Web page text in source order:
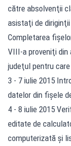
către absolvenţii
asistaţi de
Completarea
VIII-a proveniţi
judeţul pentru
3 - 7 iulie 2015
datelor din fişele
4 - 8 iulie 2015
editate de
computerizată şi